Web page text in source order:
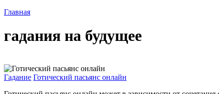
Главная
гадания на будущее
Гадание Готический пасьянс онлайн